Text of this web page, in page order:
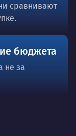
сравнивают
бюджета
не за